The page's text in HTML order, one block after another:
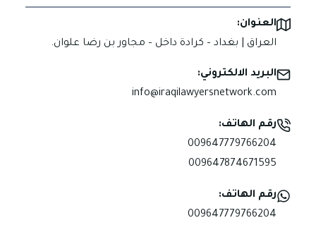
العنوان:
العراق | بغداد – كرادة داخل – مجاور بن رضا علوان.
البريد الالكتروني:
info@iraqilawyersnetwork.com
رقم الهاتف:
009647779766204
009647874671595
رقم الهاتف:
009647779766204